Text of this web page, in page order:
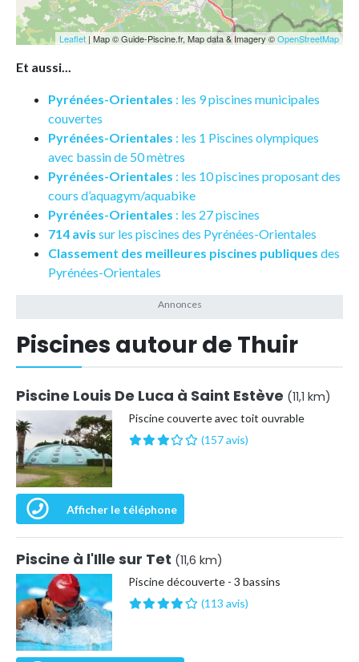
Leaflet| Map © Guide-Piscine.fr, Map data & Imagery ©OpenStreetMap
Et aussi...
Pyrénées-Orientales : les 9 piscines municipales
couvertes
Pyrénées-Orientales : les 1 Piscines olympiques
avec bassin de 50 mètres
Pyrénées-Orientales : les 10 piscines proposant des
cours d’aquagym/aquabike
Pyrénées-Orientales : les 27 piscines
714 avis sur les piscines des Pyrénées-Orientales
Classement des meilleures piscines publiques des
Pyrénées-Orientales
Piscines autour de Thuir
Piscine Louis De Luca à Saint Estève (11,1 km)
Piscine couverte avec toit ouvrable
(157 avis)
Afficher le téléphone
Piscine à l'Ille sur Tet (11,6 km)
Piscine découverte - 3 bassins
(113 avis)